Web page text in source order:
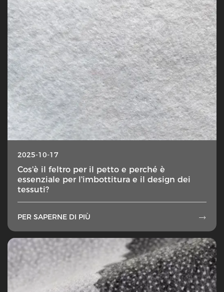
2025-10-17
Cos'è il feltro per il petto e perché è
essenziale per l'imbottitura e il design dei
tessuti?
PER SAPERNE DI PIÙ 